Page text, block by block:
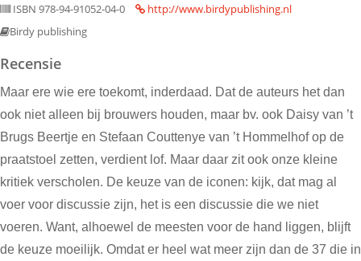
ISBN 978-94-91052-04-0
http://www.birdypublishing.nl
Birdy publishing
Recensie
Maar ere wie ere toekomt, inderdaad. Dat de auteurs het dan
ook niet alleen bij brouwers houden, maar bv. ook Daisy van ’t
Brugs Beertje en Stefaan Couttenye van ’t Hommelhof op de
praatstoel zetten, verdient lof. Maar daar zit ook onze kleine
kritiek verscholen. De keuze van de iconen: kijk, dat mag al
voer voor discussie zijn, het is een discussie die we niet
voeren. Want, alhoewel de meesten voor de hand liggen, blijft
de keuze moeilijk. Omdat er heel wat meer zijn dan de 37 die in